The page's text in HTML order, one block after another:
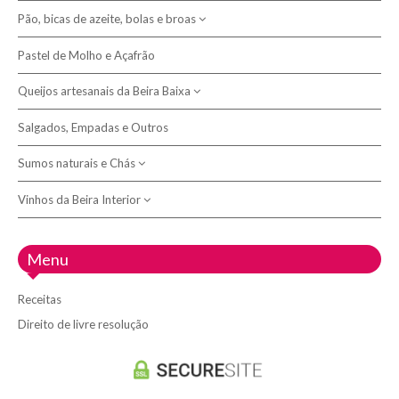
Morcelas
Presuntos
Leguminosas regionais
Aguardentes, Gins e outros destilados
Licores
Pão, bicas de azeite, bolas e broas
Bicas de azeite
Bolas
Broas
Pastel de Molho e Açafrão
Queijos artesanais da Beira Baixa
Queijeiras e Tábuas
Queijo Picante e Queimoso
Queijos de leite de cabra
Queijos de mistura de leite
Salgados, Empadas e Outros
Sumos naturais e Chás
Chás e Tisanas
Vinhos da Beira Interior
Adega do Fundão
Adega Vinolive
Doispontocinco - Vinhos de Belmonte
Quinta D'Arraboa - Fundão
Menu
Receitas
Direito de livre resolução